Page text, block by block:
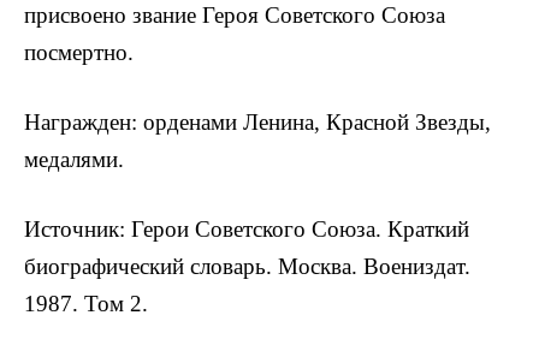
присвое­но звание Героя Советского Союза
посмертно.
Награжден: орденами Ленина, Красной Звезды,
ме­далями.
Источник: Герои Советского Союза. Краткий
биографический словарь. Москва. Воениздат.
1987. Том 2.